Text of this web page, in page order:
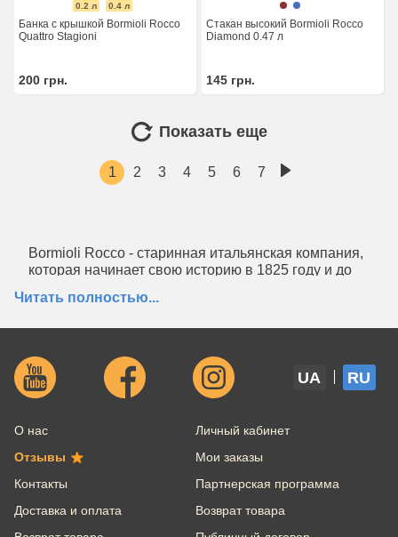
0.2 л 0.4 л
Банка с крышкой Bormioli Rocco
Quattro Stagioni
200 грн.
Стакан высокий Bormioli Rocco
Diamond 0.47 л
145 грн.
Показать еще
1 2 3 4 5 6 7
Bormioli Rocco - старинная итальянская компания,
которая начинает свою историю в 1825 году и до
производстве стеклянной посуды. Фирма
Серия банок Bormioli Rocco разработана для того,
чтобы в них можно было хранить сыпучие
условиях. Они выполнены из прозрачного толстого
стекла, крышки герметично закрываются.
Коллекция включает емкости разного размера, все
надёжные.
Читать полностью...
UA RU
О нас
Отзывы
Контакты
Доставка и оплата
Личный кабинет
Мои заказы
Партнерская программа
Возврат товара